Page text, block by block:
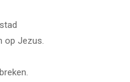
op Jezus.